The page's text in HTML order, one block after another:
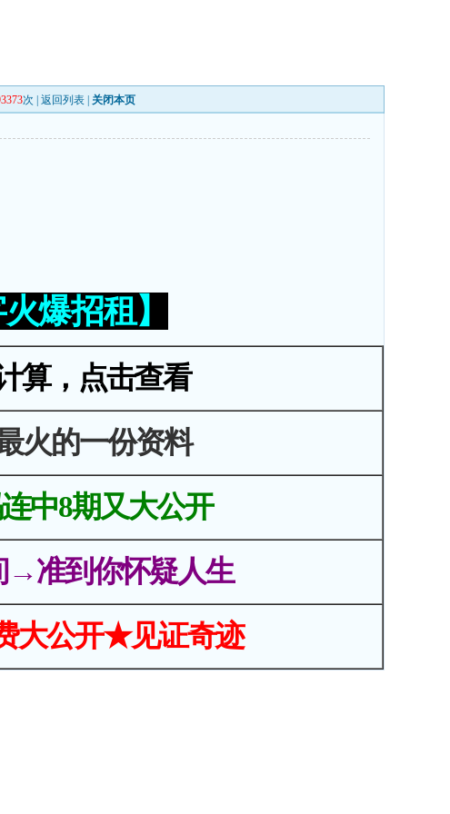
次 | 返回列表 关闭本页
爆招租】
算，点击查看
火的一份资料
中8期又大公开
准到你怀疑人生
大公开★见证奇迹